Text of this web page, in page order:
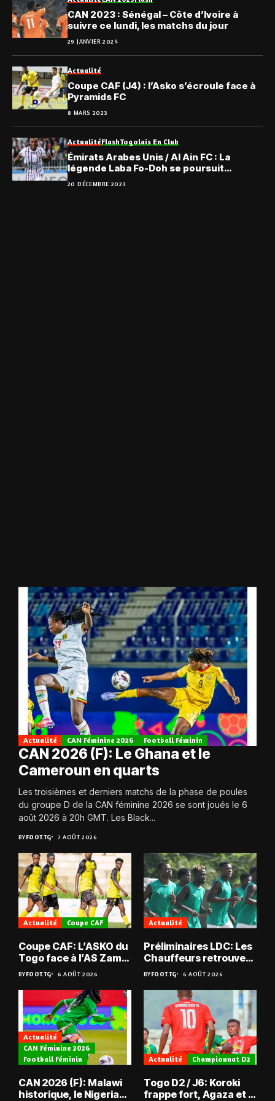
CAN 2023 : Sénégal – Côte d’Ivoire à
suivre ce lundi, les matchs du jour
29 JANVIER 2024
Actualité
Coupe CAF (J4) : l’Asko s’écroule face à
Pyramids FC
8 MARS 2023
ActualitéFlashTogolais En Club
Émirats Arabes Unis / Al Ain FC : La
légende Laba Fo-Doh se poursuit…
20 DÉCEMBRE 2023
Actualité CAN Féminine 2026 Football Féminin
CAN 2026 (F): Le Ghana et le
Cameroun en quarts
Les troisièmes et derniers matchs de la phase de poules
du groupe D de la CAN féminine 2026 se sont joués le 6
août 2026 à 20h GMT. Les Black...
BYFOOT.TG 7 AOÛT 2026
Actualité Coupe CAF
Coupe CAF: L’ASKO du
Togo face à l’AS Zam
du Niger
BYFOOT.TG 6 AOÛT 2026
Actualité
Préliminaires LDC: Les
Chauffeurs retrouvent
les Mimos
BYFOOT.TG 6 AOÛT 2026
Actualité
CAN Féminine 2026
Football Féminin
CAN 2026 (F): Malawi
historique, le Nigeria
Actualité Championnat D2
Togo D2 / J6: Koroki
frappe fort, Agaza et la